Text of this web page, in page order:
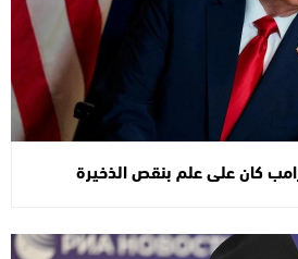
كان على علم بنقص الذخيرة